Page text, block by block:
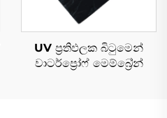
UV ප්‍රතිඵලක බිටුමෙන්
වාටර්ප්‍රෝෆ් මෙම්බ්‍රේන්